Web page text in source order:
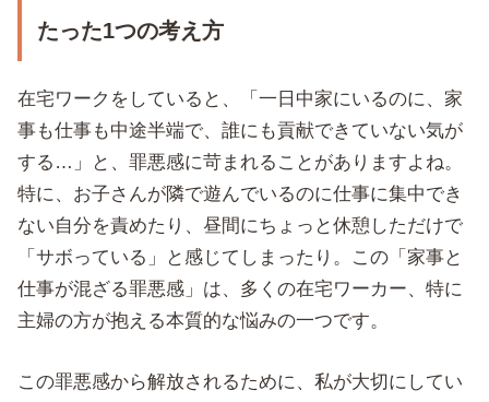
たった1つの考え方
在宅ワークをしていると、「一日中家にいるのに、家
事も仕事も中途半端で、誰にも貢献できていない気が
する…」と、罪悪感に苛まれることがありますよね。
特に、お子さんが隣で遊んでいるのに仕事に集中でき
ない自分を責めたり、昼間にちょっと休憩しただけで
「サボっている」と感じてしまったり。この「家事と
仕事が混ざる罪悪感」は、多くの在宅ワーカー、特に
主婦の方が抱える本質的な悩みの一つです。
この罪悪感から解放されるために、私が大切にしてい